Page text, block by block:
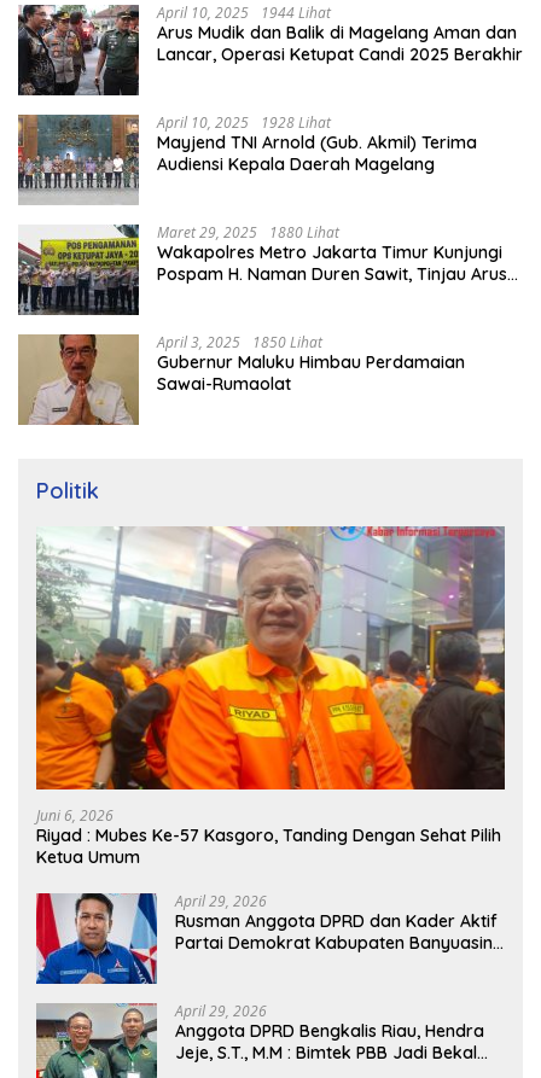
April 10, 2025 1944 Lihat
Arus Mudik dan Balik di Magelang Aman dan
Lancar, Operasi Ketupat Candi 2025 Berakhir
April 10, 2025 1928 Lihat
Mayjend TNI Arnold (Gub. Akmil) Terima
Audiensi Kepala Daerah Magelang
Maret 29, 2025 1880 Lihat
Wakapolres Metro Jakarta Timur Kunjungi
Pospam H. Naman Duren Sawit, Tinjau Arus
April 3, 2025 1850 Lihat
Gubernur Maluku Himbau Perdamaian
Sawai-Rumaolat
Politik
Juni 6, 2026
Riyad : Mubes Ke-57 Kasgoro, Tanding Dengan Sehat Pilih
Ketua Umum
April 29, 2026
Rusman Anggota DPRD dan Kader Aktif
Partai Demokrat Kabupaten Banyuasin
April 29, 2026
Anggota DPRD Bengkalis Riau, Hendra
Jeje, S.T., M.M : Bimtek PBB Jadi Bekal